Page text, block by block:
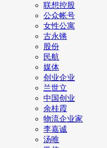
联想控股
公众帐号
女性公寓
古永锵
股份
民航
媒体
创业企业
兰世立
中国创业
余桂霞
物流企业家
李嘉诚
汤唯